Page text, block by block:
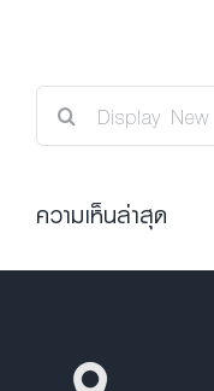
Search
ความเห็นล่าสุด